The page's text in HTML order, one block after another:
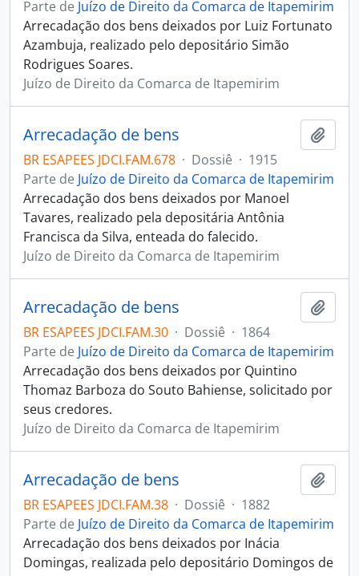
Parte de Juízo de Direito da Comarca de Itapemirim
Arrecadação dos bens deixados por Luiz Fortunato
Azambuja, realizado pelo depositário Simão
Rodrigues Soares.
Juízo de Direito da Comarca de Itapemirim
Arrecadação de bens
BR ESAPEES JDCI.FAM.678 · Dossiê · 1915
Parte de Juízo de Direito da Comarca de Itapemirim
Arrecadação dos bens deixados por Manoel
Tavares, realizado pela depositária Antônia
Francisca da Silva, enteada do falecido.
Juízo de Direito da Comarca de Itapemirim
Arrecadação de bens
BR ESAPEES JDCI.FAM.30 · Dossiê · 1864
Parte de Juízo de Direito da Comarca de Itapemirim
Arrecadação dos bens deixados por Quintino
Thomaz Barboza do Souto Bahiense, solicitado por
seus credores.
Juízo de Direito da Comarca de Itapemirim
Arrecadação de bens
BR ESAPEES JDCI.FAM.38 · Dossiê · 1882
Parte de Juízo de Direito da Comarca de Itapemirim
Arrecadação dos bens deixados por Inácia
Domingas, realizada pelo depositário Domingos de